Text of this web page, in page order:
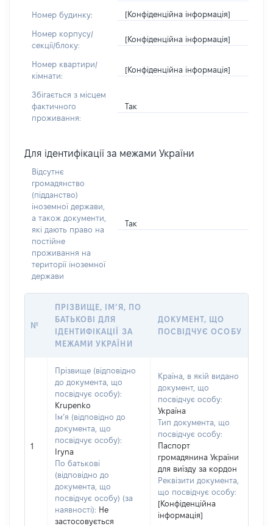
Номер будинку: [Конфіденційна інформація]
Номер корпусу/
секції/блоку:
[Конфіденційна інформація]
Номер квартири/
кімнати:
[Конфіденційна інформація]
Збігається з місцем
фактичного
проживання:
Так
Для ідентифікації за межами України
Відсутнє
громадянство
(підданство)
іноземної держави,
а також документи,
які дають право на
постійне
проживання на
території іноземної
держави
Так
№
ПРІЗВИЩЕ, ІМ’Я, ПО
БАТЬКОВІ ДЛЯ
ІДЕНТИФІКАЦІЇ ЗА
МЕЖАМИ УКРАЇНИ
ДОКУМЕНТ, ЩО
ПОСВІДЧУЄ ОСОБУ
1
Прізвище (відповідно
до документа, що
посвідчує особу):
Krupenko
Ім’я (відповідно до
документа, що
посвідчує особу):
Iryna
По батькові
(відповідно до
документа, що
посвідчує особу) (за
наявності): Не
застосовується
Країна, в якій видано
документ, що
посвідчує особу:
Україна
Тип документа, що
посвідчує особу:
Паспорт
громадянина України
для виїзду за кордон
Реквізити документа,
що посвідчує особу:
[Конфіденційна
інформація]